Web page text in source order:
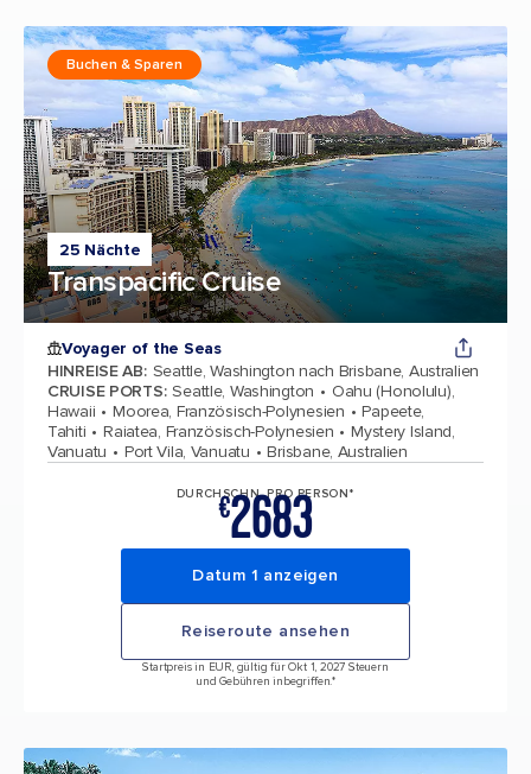
25 Nächte
Transpacific Cruise
Buchen & Sparen
Voyager of the Seas
HINREISE AB: Seattle, Washington nach Brisbane, Australien
CRUISE PORTS: Seattle, Washington
Oahu (Honolulu),
Hawaii
Moorea, Französisch-Polynesien
Papeete,
Tahiti
Raiatea, Französisch-Polynesien
Mystery Island,
Vanuatu
Port Vila, Vanuatu Brisbane, Australien
DURCHSCHN. PRO PERSON*
€2683
Datum 1 anzeigen
Reiseroute ansehen
Startpreis in EUR, gültig für Okt 1, 2027 Steuern
und Gebühren inbegriffen.*